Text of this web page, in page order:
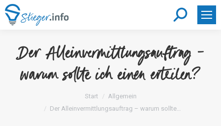
Search:
Der Alleinvermittlungsauftrag –
warum sollte ich einen erteilen?
Sie befinden sich hier:Start
Allgemein
Der Alleinvermittlungsauftrag – warum sollte…